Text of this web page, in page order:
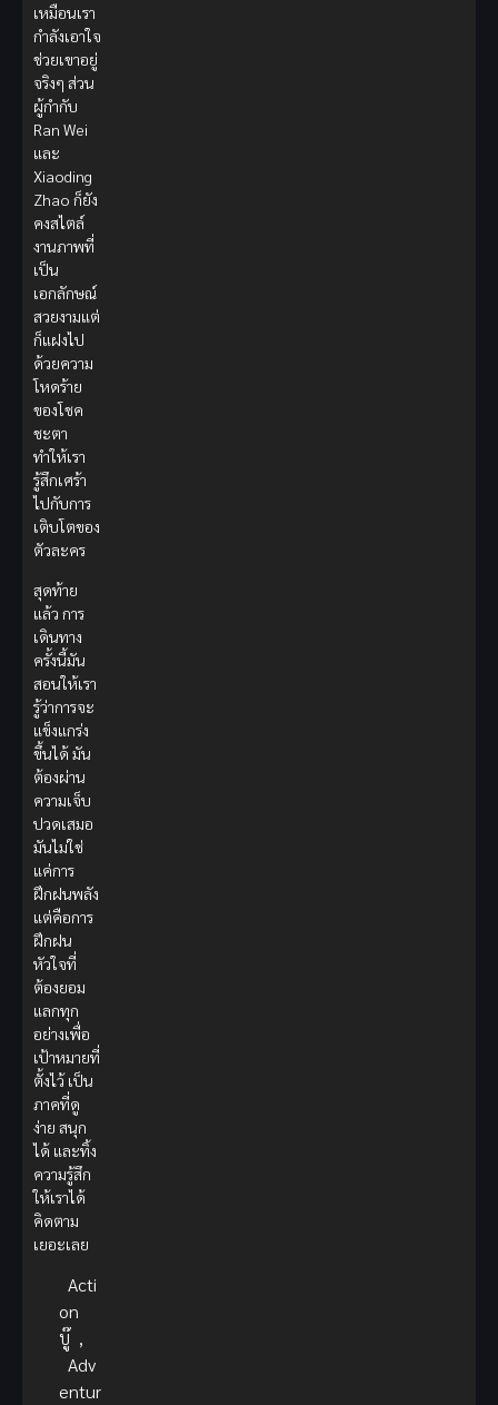
เหมือนเรา
กำลังเอาใจ
ช่วยเขาอยู่
จริงๆ ส่วน
ผู้กำกับ
Ran Wei
และ
Xiaoding
Zhao ก็ยัง
คงสไตล์
งานภาพที่
เป็น
เอกลักษณ์
สวยงามแต่
ก็แฝงไป
ด้วยความ
โหดร้าย
ของโชค
ชะตา
ทำให้เรา
รู้สึกเศร้า
ไปกับการ
เติบโตของ
ตัวละคร
สุดท้าย
แล้ว การ
เดินทาง
ครั้งนี้มัน
สอนให้เรา
รู้ว่าการจะ
แข็งแกร่ง
ขึ้นได้ มัน
ต้องผ่าน
ความเจ็บ
ปวดเสมอ
มันไม่ใช่
แค่การ
ฝึกฝนพลัง
แต่คือการ
ฝึกฝน
หัวใจที่
ต้องยอม
แลกทุก
อย่างเพื่อ
เป้าหมายที่
ตั้งไว้ เป็น
ภาคที่ดู
ง่าย สนุก
ได้ และทิ้ง
ความรู้สึก
ให้เราได้
คิดตาม
เยอะเลย
Acti
on
บู๊ ,
Adv
entur